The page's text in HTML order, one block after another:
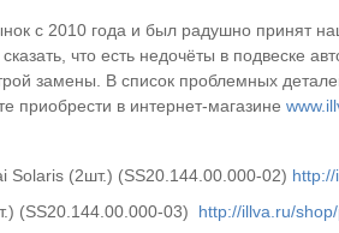
с 2010 года и был радушно принят
что есть недочёты в подвеске
замены. В список проблемных
приобрести в интернет-магазине
(2шт.) (SS20.144.00.000-02)
(SS20.144.00.000-03) http://illva.ru/